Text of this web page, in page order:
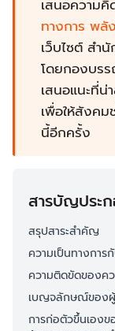
เสนอความคิ
ทางการ พลั
เว็บไซต์ สำ
โดยกองบร
เสนอแนะที่
เพื่อให้สังค
นี้อีกครั้ง
สารบัญประ
สรุปสาระสำคัญ
ความเป็นทางการ
ความติดขัดของค
เบญจลักษณ์ของผู้
การก่อตัวขึ้นเอง